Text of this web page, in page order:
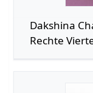
Dakshina
Rechte